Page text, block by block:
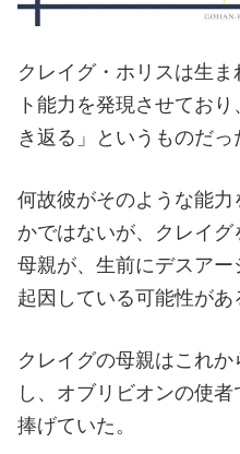
クレイグ・ホリスは生
ト能力を発現させてお
き返る」というものだっ
何故彼がそのような能
かではないが、クレイ
母親が、生前にデスア
起因している可能性があ
クレイグの母親はこれ
し、オブリビオンの使
捧げていた。